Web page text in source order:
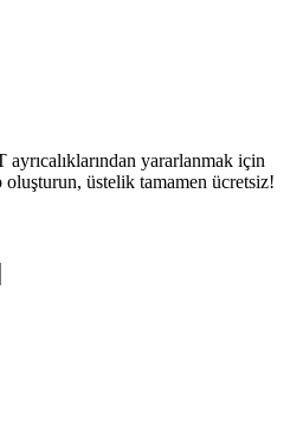
yararlanmak için
oluşturun, üstelik tamamen ücretsiz!